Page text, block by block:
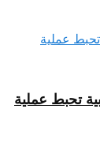
تحبط عملية